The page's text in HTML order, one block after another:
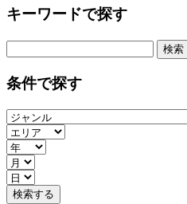
キーワードで探す
条件で探す